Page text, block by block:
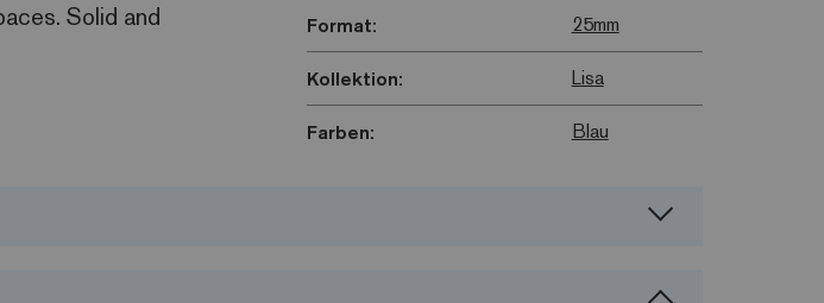
Solid and
Format: 25mm
Kollektion: Lisa
Farben: Blau